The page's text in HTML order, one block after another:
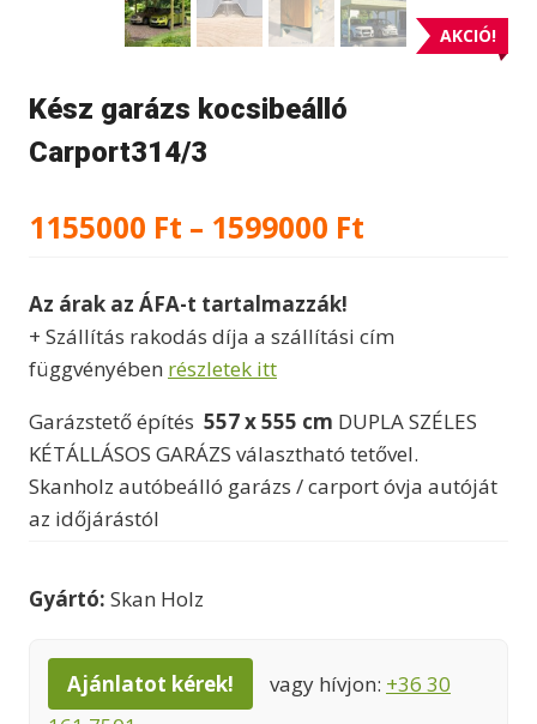
AKCIÓ!
Kész garázs kocsibeálló
Carport314/3
1155000 Ft – 1599000 Ft
-
Az árak az ÁFA-t tartalmazzák!
+ Szállítás rakodás díja a szállítási cím
függvényében részletek itt
Garázstető építés 557 x 555 cm DUPLA SZÉLES
KÉTÁLLÁSOS GARÁZS választható tetővel.
Skanholz autóbeálló garázs / carport óvja autóját
az időjárástól
Gyártó: Skan Holz
Ajánlatot kérek! vagy hívjon: +36 30